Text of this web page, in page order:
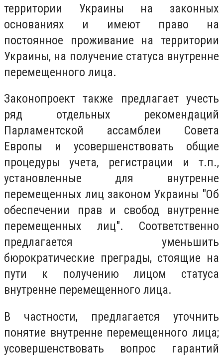
территории Украины на законных
основаниях и имеют право на
постоянное проживание на территории
Украины, на получение статуса внутренне
перемещенного лица.
Законопроект также предлагает учесть
ряд отдельных рекомендаций
Парламентской ассамблеи Совета
Европы и усовершенствовать общие
процедуры учета, регистрации и т.п.,
установленные для внутренне
перемещенных лиц законом Украины "Об
обеспечении прав и свобод внутренне
перемещенных лиц". Соответственно
предлагается уменьшить
бюрократические преграды, стоящие на
пути к получению лицом статуса
внутренне перемещенного лица.
В частности, предлагается уточнить
понятие внутренне перемещенного лица;
усовершенствовать вопрос гарантий